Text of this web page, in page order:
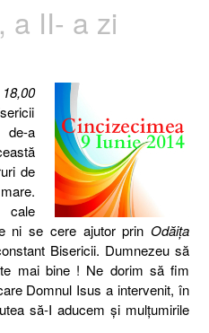
a II- a zi
18,00
a
de
cale
ni se cere ajutor prin Odăiţa
Bisericii. Dumnezeu să
mai bine ! Ne dorim să fim
Domnul Isus a intervenit, în
să-I aducem şi mulţumirile